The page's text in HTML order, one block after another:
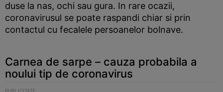
duse la nas, ochi sau gura. In rare ocazii,
coronavirusul se poate raspandi chiar si prin
contactul cu fecalele persoanelor bolnave.
Carnea de sarpe – cauza probabila a
noului tip de coronavirus